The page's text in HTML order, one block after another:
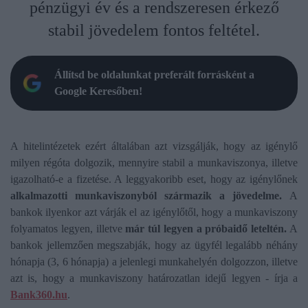
pénzügyi év és a rendszeresen érkező
stabil jövedelem fontos feltétel.
Állítsd be oldalunkat preferált forrásként a
Google Keresőben!
A hitelintézetek ezért általában azt vizsgálják, hogy az igénylő
milyen régóta dolgozik, mennyire stabil a munkaviszonya, illetve
igazolható-e a fizetése. A leggyakoribb eset, hogy az igénylőnek
alkalmazotti munkaviszonyból származik a jövedelme.
A
bankok ilyenkor azt várják el az igénylőtől, hogy a munkaviszony
folyamatos legyen, illetvemár túl legyen a próbaidő leteltén. A
bankok jellemzően megszabják, hogy az ügyfél legalább néhány
hónapja (3, 6 hónapja) a jelenlegi munkahelyén dolgozzon, illetve
azt is, hogy a munkaviszony határozatlan idejű legyen - írja a
Bank360.hu.